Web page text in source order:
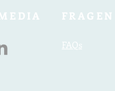
FRAGEN
FAQs